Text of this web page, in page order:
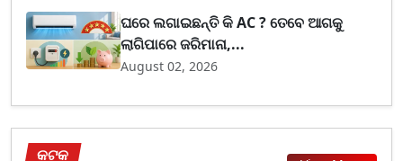
ଘରେ ଲଗାଇଛନ୍ତି କି AC ? ତେବେ ଆଗକୁ
ଲାଗିପାରେ ଜରିମାନା,...
August 02, 2026
କଟକ